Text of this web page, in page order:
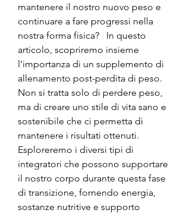
mantenere il nostro nuovo peso e
continuare a fare progressi nella
nostra forma fisica?   In questo
articolo, scopriremo insieme
l'importanza di un supplemento di
allenamento post-perdita di peso.
Non si tratta solo di perdere peso,
ma di creare uno stile di vita sano e
sostenibile che ci permetta di
mantenere i risultati ottenuti.
Esploreremo i diversi tipi di
integratori che possono supportare
il nostro corpo durante questa fase
di transizione, fornendo energia,
sostanze nutritive e supporto